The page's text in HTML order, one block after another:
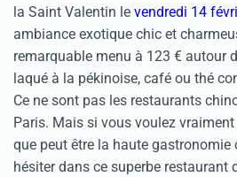
la Saint Valentin le vendredi 14
ambiance exotique chic et
remarquable menu à 123 € autour
laqué à la pékinoise, café ou thé
Ce ne sont pas les restaurants
Paris. Mais si vous voulez
que peut être la haute gastronomie
hésiter dans ce superbe restaurant